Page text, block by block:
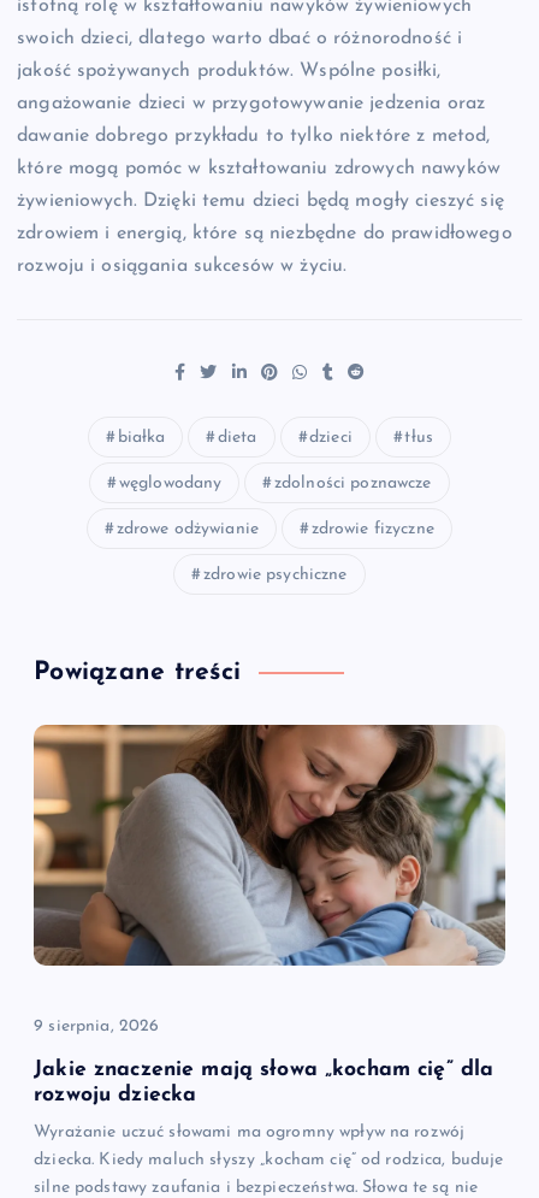
istotną rolę w kształtowaniu nawyków żywieniowych
swoich dzieci, dlatego warto dbać o różnorodność i
jakość spożywanych produktów. Wspólne posiłki,
angażowanie dzieci w przygotowywanie jedzenia oraz
dawanie dobrego przykładu to tylko niektóre z metod,
które mogą pomóc w kształtowaniu zdrowych nawyków
żywieniowych. Dzięki temu dzieci będą mogły cieszyć się
zdrowiem i energią, które są niezbędne do prawidłowego
rozwoju i osiągania sukcesów w życiu.
białka dieta dzieci tłus
węglowodany zdolności poznawcze
zdrowe odżywianie zdrowie fizyczne
zdrowie psychiczne
Powiązane treści
9 sierpnia, 2026
Jakie znaczenie mają słowa „kocham cię” dla
rozwoju dziecka
Wyrażanie uczuć słowami ma ogromny wpływ na rozwój
dziecka. Kiedy maluch słyszy „kocham cię” od rodzica, buduje
silne podstawy zaufania i bezpieczeństwa. Słowa te są nie